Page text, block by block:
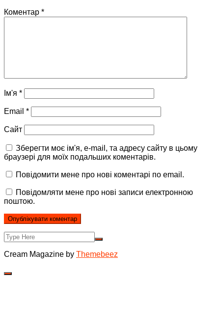
Коментар *
Ім'я *
Email *
Сайт
Зберегти моє ім'я, e-mail, та адресу сайту в цьому
браузері для моїх подальших коментарів.
Повідомити мене про нові коментарі по email.
Повідомляти мене про нові записи електронною
поштою.
Cream Magazine by Themebeez